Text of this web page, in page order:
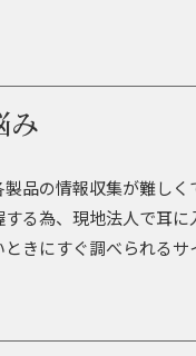
み
製品の情報収集が難し
する為、現地法人で耳
ときにすぐ調べられるサ